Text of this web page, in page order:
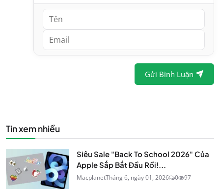
Gửi Bình Luận
Tin xem nhiều
Siêu Sale "Back To School 2026" Của
Apple Sắp Bắt Đầu Rồi!...
MacplanetTháng 6, ngày 01, 2026 0 97